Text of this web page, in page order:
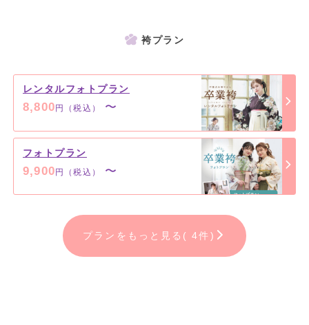
●紋付袴レンタル(紋付・羽織・袴・襦袢・角帯雪駄・腰紐・羽織紐)
※ランクアップ衣装もご用意しております。
※成人式当日のお支度に、10,000円(税込11,000円)が必要となりま
※足袋につきましてはお持ち込みまたは当店にてご購入となります。
※おひとり写りを1枚以上ご購入いただく必要があります。
✿フォトプラン✿
成人式当日はスーツで！袴姿はお写真だけで残したい方にオススメ！
袴プラン
レンタルフォトプラン
8,800 円（税込） 〜
フォトプラン
9,900円（税込） 〜
プランをもっと見る( 4件)